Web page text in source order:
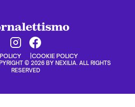
COOKIE POLICY
© 2026 BY NEXILIA. ALL RIGHTS
RESERVED